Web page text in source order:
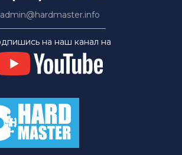
admin@hardmaster.info
на наш канал на